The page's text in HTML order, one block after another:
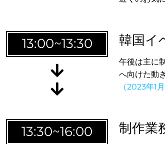
もれ
13:00~13:30 韓国イ
午後は主に
へ向けた動
（2023年1
13:30~16:00 制作業